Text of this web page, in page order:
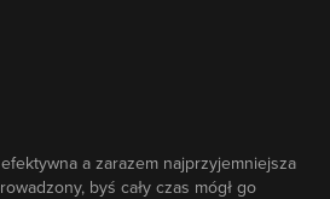
a zarazem najprzyjemniejsza
byś cały czas mógł go